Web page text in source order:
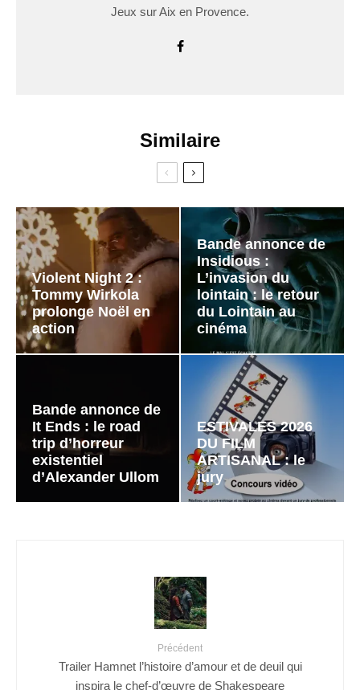
Jeux sur Aix en Provence.
Similaire
Violent Night 2 :
Tommy Wirkola
prolonge Noël en
action
Bande annonce de
Insidious :
L’invasion du
lointain : le retour
du Lointain au
cinéma
Bande annonce de
It Ends : le road
trip d’horreur
existentiel
d’Alexander Ullom
ESTIVALES 2026
DU FILM
ARTISANAL : le
jury
Précédent
Trailer Hamnet l’histoire d’amour et de deuil qui
inspira le chef-d’œuvre de Shakespeare